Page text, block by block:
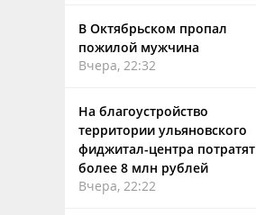
В Октябрьском пропал
пожилой мужчина
Вчера, 22:32
На благоустройство
территории ульяновского
фиджитал-центра потратят
более 8 млн рублей
Вчера, 22:22